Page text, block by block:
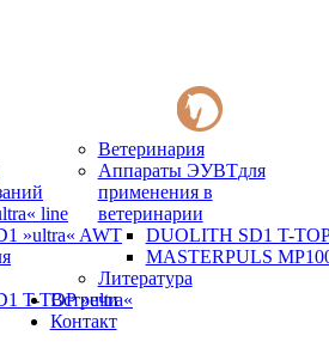
line
»ultra« AWT
T-TOP »ultra«
Ветеринария
Аппараты ЭУВТдля
применения в
ветеринарии
DUOLITH SD1 T-
MASTERPULS
Литература
Встречи
Контакт